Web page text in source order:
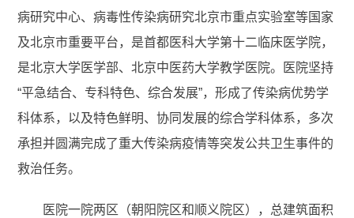
病研究中心、病毒性传染病研究北京市重点实验室等国家
及北京市重要平台，是首都医科大学第十二临床医学院，
是北京大学医学部、北京中医药大学教学医院。医院坚持
“平急结合、专科特色、综合发展”，形成了传染病优势学
科体系，以及特色鲜明、协同发展的综合学科体系，多次
承担并圆满完成了重大传染病疫情等突发公共卫生事件的
救治任务。
医院一院两区（朝阳院区和顺义院区），总建筑面积